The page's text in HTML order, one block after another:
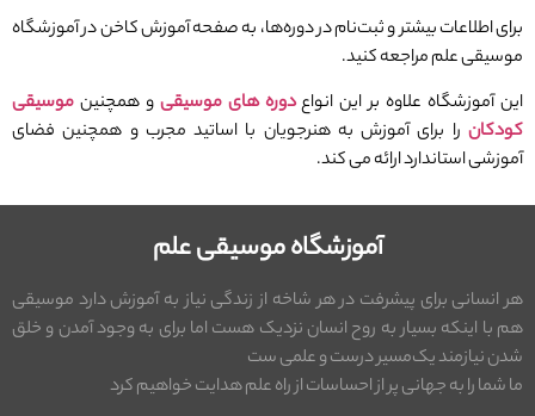
برای اطلاعات بیشتر و ثبت‌نام در دوره‌ها، به صفحه آموزش کاخن در آموزشگاه
موسیقی علم مراجعه کنید.
این آموزشگاه علاوه بر این انواعدوره های موسیقی و همچنین موسیقی
کودکان را برای آموزش به هنرجویان با اساتید مجرب و همچنین فضای
آموزشی استاندارد ارائه می کند.
آموزشگاه موسیقی علم
هر انسانی برای پیشرفت در هر شاخه از زندگی نیاز به آموزش دارد موسیقی
هم با اینکه بسیار به روح انسان نزدیک هست اما برای به وجود آمدن و خلق
شدن نیازمند یک‌مسیر درست و علمی ست
ما شما را به جهانی پر از احساسات از راه علم هدایت خواهیم کرد